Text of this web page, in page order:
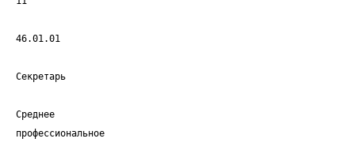
46.01.01
Секретарь
Среднее
профессиональное